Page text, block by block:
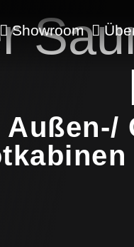
Showroom